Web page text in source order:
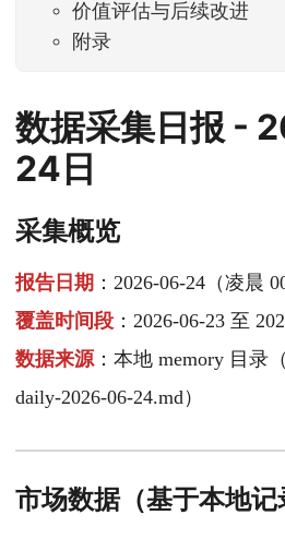
价值评估与后续改进
附录
数据采集日报 -
24日
采集概览
报告日期 ：2026-06-24（凌晨
覆盖时间段 ：2026-06-23 至
数据来源：本地 memory 目录
daily-2026-06-24.md）
市场数据（基于本地记